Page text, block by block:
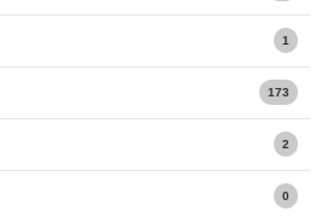
1
173
2
0